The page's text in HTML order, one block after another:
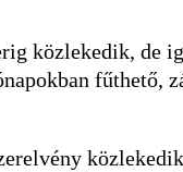
közlekedik, de
fűthető,